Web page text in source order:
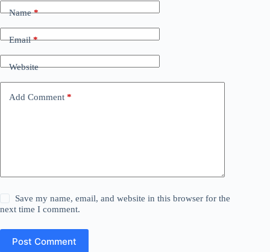
Name*
Email*
Website
Add Comment *
Save my name, email, and website in this browser for the
next time I comment.
Post Comment